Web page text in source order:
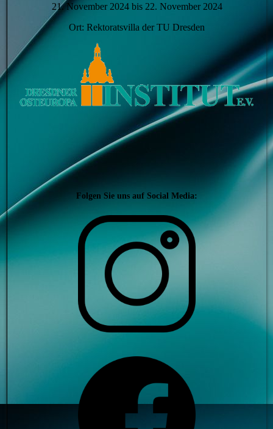
21. November 2024 bis 22. November 2024
Ort: Rektoratsvilla der TU Dresden
Folgen Sie uns auf Social Media: